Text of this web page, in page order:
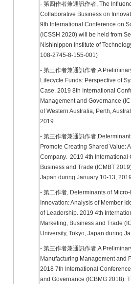
- 第四作者兼通訊作者, The
Collaborative Business on
9th International Conference on
(ICSSH 2020) will be held from
Nishinippon Institute of
108-2745-8-155-001)
- 第三作者兼通訊作者,A
Lifecycle Funds: Perspective of
Case. 2019 8th International
Management and Governance
of Western Australia, Perth,
2019.
- 第三作者兼通訊作者
Promote Creating Shared Value:
Company. 2019 4th International
Business and Trade (ICMBT
Japan during January 10-13,
- 第二作者, Determinants of
Innovation: Analysis of Member
of Leadership. 2019 4th
Marketing, Business and Trade
University, Tokyo, Japan during
- 第三作者兼通訊作者,A
Manufacturing Management and
2018 7th International
and Governance (ICBMG 2018).